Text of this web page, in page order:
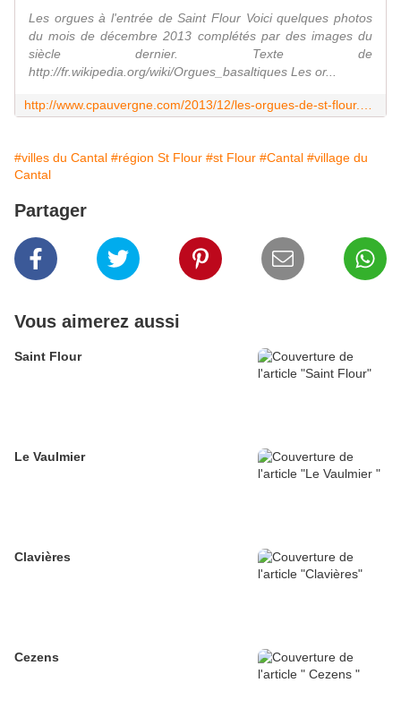
Les orgues à l'entrée de Saint Flour Voici quelques photos
du mois de décembre 2013 complétés par des images du
siècle dernier. Texte de
http://fr.wikipedia.org/wiki/Orgues_basaltiques Les or...
#villes du Cantal #région St Flour #st Flour #Cantal #village du
Cantal
Partager
Vous aimerez aussi
Saint Flour
Le Vaulmier
Clavières
Cezens